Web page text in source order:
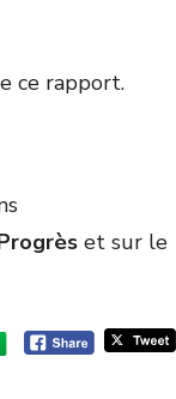
ce rapport.
et sur le